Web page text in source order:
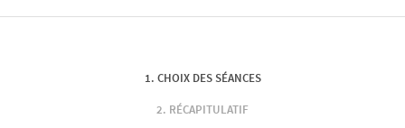
CHOIX DES SÉANCES
RÉCAPITULATIF